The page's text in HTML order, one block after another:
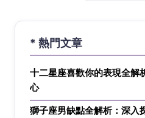
* 熱門文章
十二星座喜歡你的表現全解
心
獅子座男缺點全解析：深入